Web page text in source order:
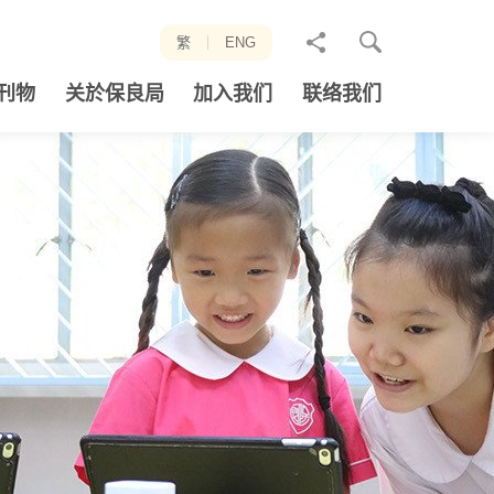
繁 ENG
分
至
物 关於保良局 加入我们 联络我们